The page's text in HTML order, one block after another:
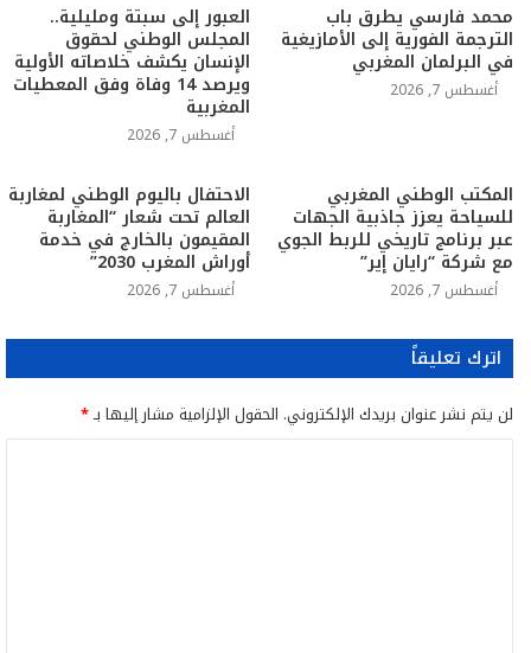
محمد فارسي يطرق باب
الترجمة الفورية إلى الأمازيغية
في البرلمان المغربي
أغسطس 7, 2026
العبور إلى سبتة ومليلية..
المجلس الوطني لحقوق
الإنسان يكشف خلاصاته الأولية
ويرصد 14 وفاة وفق المعطيات
المغربية
أغسطس 7, 2026
المكتب الوطني المغربي
للسياحة يعزز جاذبية الجهات
عبر برنامج تاريخي للربط الجوي
مع شركة “رايان إير”
أغسطس 7, 2026
الاحتفال باليوم الوطني لمغاربة
العالم تحت شعار “المغاربة
المقيمون بالخارج في خدمة
أوراش المغرب 2030”
أغسطس 7, 2026
اترك تعليقاً
لن يتم نشر عنوان بريدك الإلكتروني. الحقول الإلزامية مشار إليها بـ*